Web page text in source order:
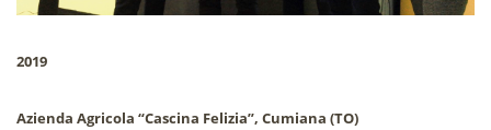
2019
Azienda Agricola “Cascina Felizia”, Cumiana (TO)